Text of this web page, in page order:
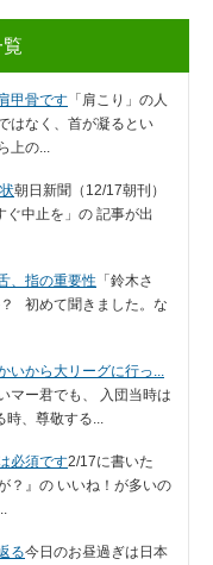
甲骨です 「肩こり」の人
はなく、首が凝るとい
の...
朝日新聞（12/17朝刊）
中止を」の 記事が出
、指の重要性 「鈴木さ
初めて聞きました。な
から大リーグに行っ...
マー君でも、 入団当時は
、尊敬する...
必須です2/17に書いた
？』の いいね！が多いの
る今日のお昼過ぎは日本